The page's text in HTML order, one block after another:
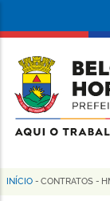
conteúdo
principal
da
de
Trilha
INÍCIO - CONTRATOS -